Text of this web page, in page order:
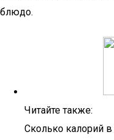
блюдо.
Читайте также:
Сколько калорий